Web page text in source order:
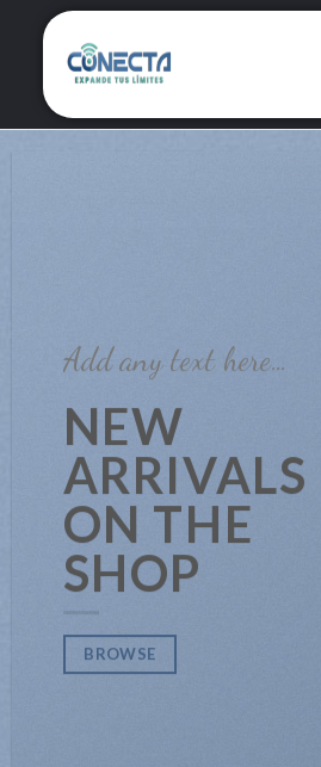
Add any text here…
NEW
ARRIVALS
ON THE
SHOP
BROWSE